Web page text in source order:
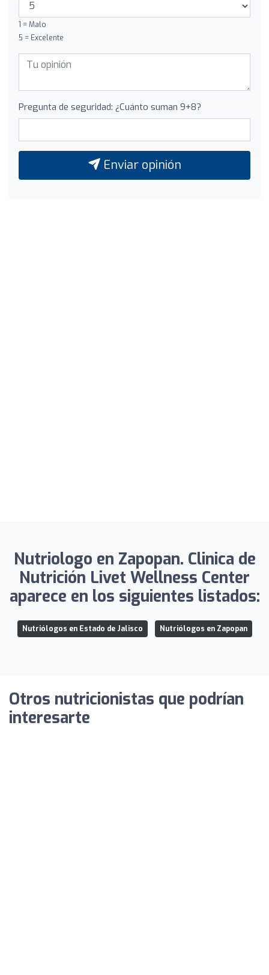
1 = Malo
5 = Excelente
Pregunta de seguridad: ¿Cuánto suman 9+8?
Enviar opinión
Nutriologo en Zapopan. Clinica de
Nutrición Livet Wellness Center
aparece en los siguientes listados:
Nutriólogos en Estado de Jalisco Nutriólogos en Zapopan
Otros nutricionistas que podrían
interesarte